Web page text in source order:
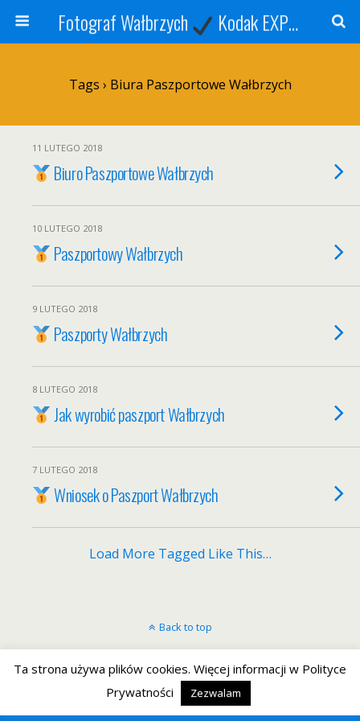
Fotograf Wałbrzych Kodak EXPRESS
Tags › Biura Paszportowe Wałbrzych
11 LUTEGO 2018
Biuro Paszportowe Wałbrzych
10 LUTEGO 2018
Paszportowy Wałbrzych
9 LUTEGO 2018
Paszporty Wałbrzych
8 LUTEGO 2018
Jak wyrobić paszport Wałbrzych
7 LUTEGO 2018
Wniosek o Paszport Wałbrzych
Load More Tagged Like This…
Back to top
Mobile Desktop
Ta strona używa plików cookies. Więcej informacji w Polityce
Prywatności
Zezwalam